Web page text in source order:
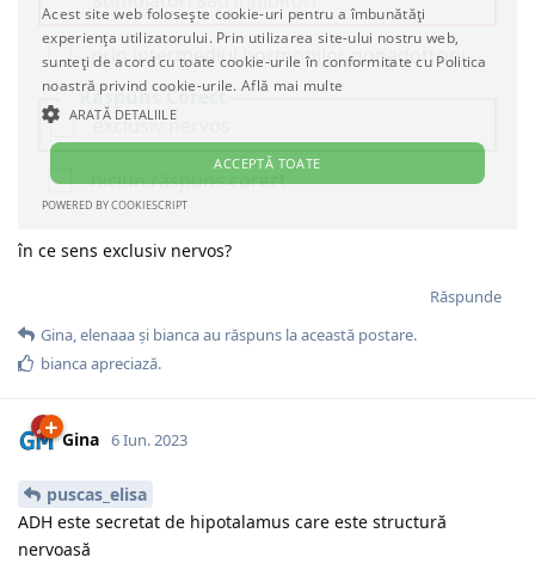
în ce sens exclusiv nervos?
Răspunde
Gina,elenaaași biancaau răspuns la această postare.
biancaapreciază.
Gina 6 Iun. 2023
puscas_elisa
ADH este secretat de hipotalamus care este structură
nervoasă